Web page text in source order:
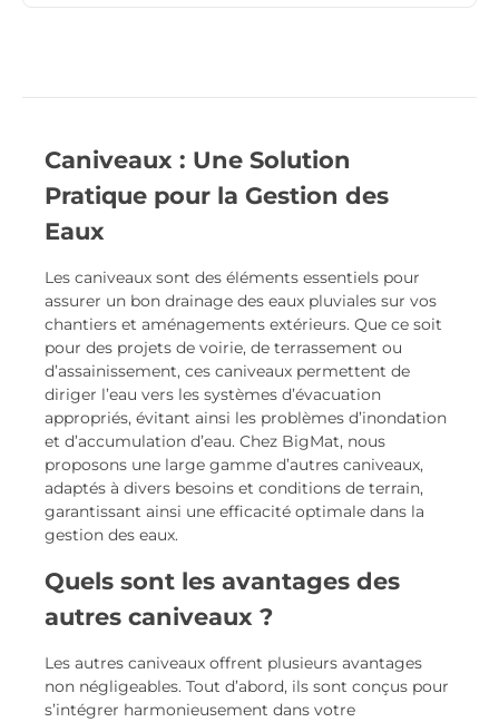
Caniveaux : Une Solution
Pratique pour la Gestion des
Eaux
Les caniveaux sont des éléments essentiels pour
assurer un bon drainage des eaux pluviales sur vos
chantiers et aménagements extérieurs. Que ce soit
pour des projets de voirie, de terrassement ou
d’assainissement, ces caniveaux permettent de
diriger l’eau vers les systèmes d’évacuation
appropriés, évitant ainsi les problèmes d’inondation
et d’accumulation d’eau. Chez BigMat, nous
proposons une large gamme d’autres caniveaux,
adaptés à divers besoins et conditions de terrain,
garantissant ainsi une efficacité optimale dans la
gestion des eaux.
Quels sont les avantages des
autres caniveaux ?
Les autres caniveaux offrent plusieurs avantages
non négligeables. Tout d’abord, ils sont conçus pour
s’intégrer harmonieusement dans votre